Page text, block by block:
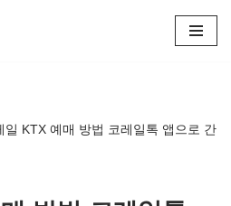
일 KTX 예매 방법 코레일톡 앱으로 간